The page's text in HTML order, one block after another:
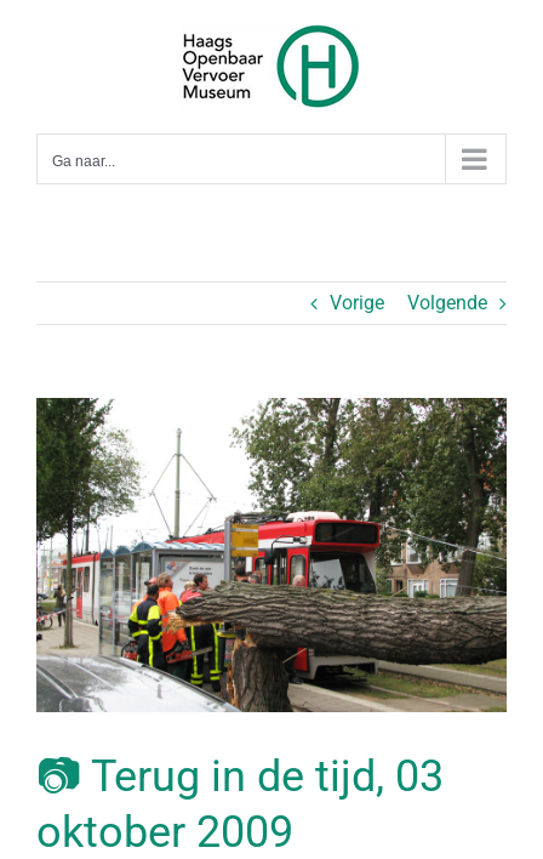
Ga naar...
Vorige Volgende
Bekijk
grotere
afbeelding
📷 Terug in de tijd, 03
oktober 2009